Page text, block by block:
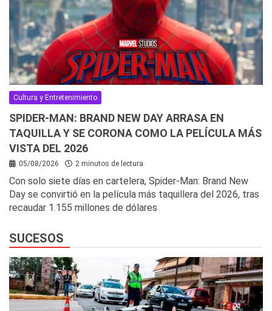
Cultura y Entretenimiento
SPIDER-MAN: BRAND NEW DAY ARRASA EN
TAQUILLA Y SE CORONA COMO LA PELÍCULA MÁS
VISTA DEL 2026
05/08/2026 2 minutos de lectura
Con solo siete días en cartelera, Spider-Man: Brand New
Day se convirtió en la película más taquillera del 2026, tras
recaudar 1.155 millones de dólares
SUCESOS